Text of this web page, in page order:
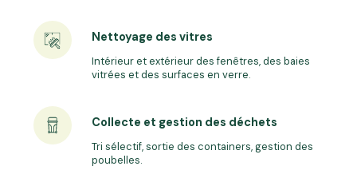
Nettoyage des vitres
Intérieur et extérieur des fenêtres, des baies
vitrées et des surfaces en verre.
Collecte et gestion des déchets
Tri sélectif, sortie des containers, gestion des
poubelles.